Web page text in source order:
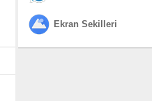
Ekran Sekilleri